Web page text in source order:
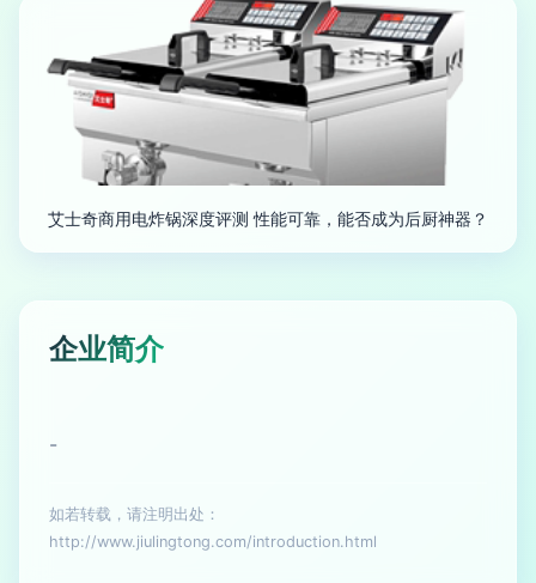
艾士奇商用电炸锅深度评测 性能可靠，能否成为后厨神器？
企业简介
-
如若转载，请注明出处：
http://www.jiulingtong.com/introduction.html